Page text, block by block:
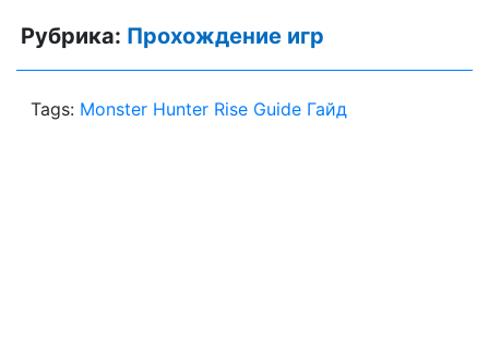
Рубрика: Прохождение игр
Tags: Monster Hunter Rise Guide Гайд